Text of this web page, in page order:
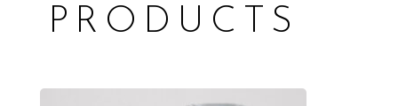
PRODUCTS